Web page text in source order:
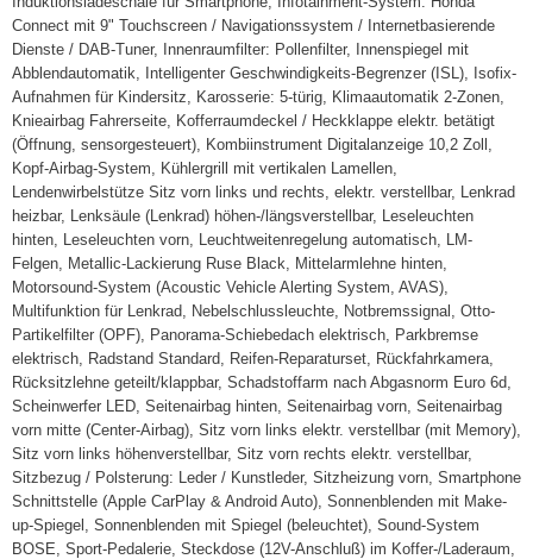
Connect mit 9" Touchscreen / Navigationssystem / Internetbasierende
Dienste / DAB-Tuner, Innenraumfilter: Pollenfilter, Innenspiegel mit
Abblendautomatik, Intelligenter Geschwindigkeits-Begrenzer (ISL), Isofix-
Aufnahmen für Kindersitz, Karosserie: 5-türig, Klimaautomatik 2-Zonen,
Knieairbag Fahrerseite, Kofferraumdeckel / Heckklappe elektr. betätigt
(Öffnung, sensorgesteuert), Kombiinstrument Digitalanzeige 10,2 Zoll,
Kopf-Airbag-System, Kühlergrill mit vertikalen Lamellen,
Lendenwirbelstütze Sitz vorn links und rechts, elektr. verstellbar, Lenkrad
heizbar, Lenksäule (Lenkrad) höhen-/längsverstellbar, Leseleuchten
hinten, Leseleuchten vorn, Leuchtweitenregelung automatisch, LM-
Felgen, Metallic-Lackierung Ruse Black, Mittelarmlehne hinten,
Motorsound-System (Acoustic Vehicle Alerting System, AVAS),
Multifunktion für Lenkrad, Nebelschlussleuchte, Notbremssignal, Otto-
Partikelfilter (OPF), Panorama-Schiebedach elektrisch, Parkbremse
elektrisch, Radstand Standard, Reifen-Reparaturset, Rückfahrkamera,
Rücksitzlehne geteilt/klappbar, Schadstoffarm nach Abgasnorm Euro 6d,
Scheinwerfer LED, Seitenairbag hinten, Seitenairbag vorn, Seitenairbag
vorn mitte (Center-Airbag), Sitz vorn links elektr. verstellbar (mit Memory),
Sitz vorn links höhenverstellbar, Sitz vorn rechts elektr. verstellbar,
Sitzbezug / Polsterung: Leder / Kunstleder, Sitzheizung vorn, Smartphone
Schnittstelle (Apple CarPlay & Android Auto), Sonnenblenden mit Make-
up-Spiegel, Sonnenblenden mit Spiegel (beleuchtet), Sound-System
BOSE, Sport-Pedalerie, Steckdose (12V-Anschluß) im Koffer-/Laderaum,